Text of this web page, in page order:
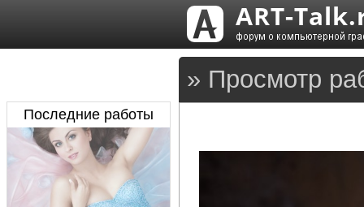
» Просмотр
Последние работы